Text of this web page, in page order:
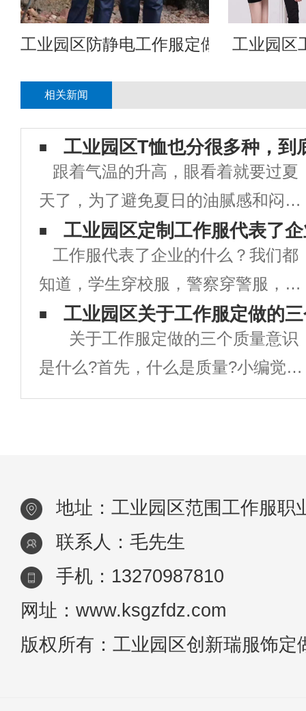
工业园区防静电工作服定做 工业园区
相关新闻
工业园区T恤也分很多种，到
跟着气温的升高，眼看着就要过夏
天了，为了避免夏日的油腻感和闷
热，清凉个性的T恤衫天然是少不了
的。 街头穿的T恤衫已经烂大街
了，假如不换点新花腔怎么能够在人
群中脱颖而出呢?当然要选择新奇的
款式，来点大
工业园区定制工作服代表了
工作服代表了企业的什么？我们都
知道，学生穿校服，警察穿警服，军
人须穿军装，各商务人员也有自己相
应的制服，这些人无论做什么事情之
前都须统一着装，现在很多企业也是
如此，都有统一的工作服，就连超
工业园区关于工作服定做的
关于工作服定做的三个质量意识
是什么?首先，什么是质量?小编觉得
就是简简朴单一句话：质量=良心+责
不会出
地址：工业园区范围工作服职
联系人：毛先生
手机：13270987810
网址：www.ksgzfdz.com
版权所有：工业园区创新瑞服饰定